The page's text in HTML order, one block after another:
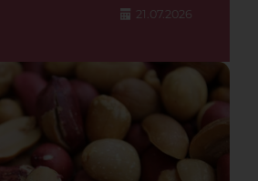
21.07.2026